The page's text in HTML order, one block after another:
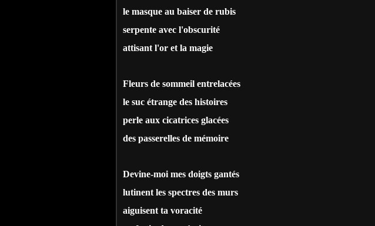
le masque au baiser de rubis
serpente avec l'obscurité
attisant l'or et la magie
Fleurs de sommeil entrelacées
le suc étrange des histoires
perle aux cicatrices glacées
des passerelles de mémoire
Devine-moi mes doigts gantés
lutinent les spectres des murs
aiguisent ta voracité